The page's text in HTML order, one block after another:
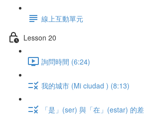
線上互動單元
Lesson 20
詢問時間 (6:24)
我的城市 (Mi ciudad ) (8:13)
「是」(ser) 與「在」(estar) 的